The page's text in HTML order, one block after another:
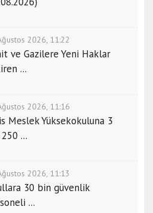
2026, 11:22
ve Gazilere Yeni Haklar
...
2026, 11:16
Meslek Yüksekokuluna 3
...
2026, 11:13
30 bin güvenlik
...